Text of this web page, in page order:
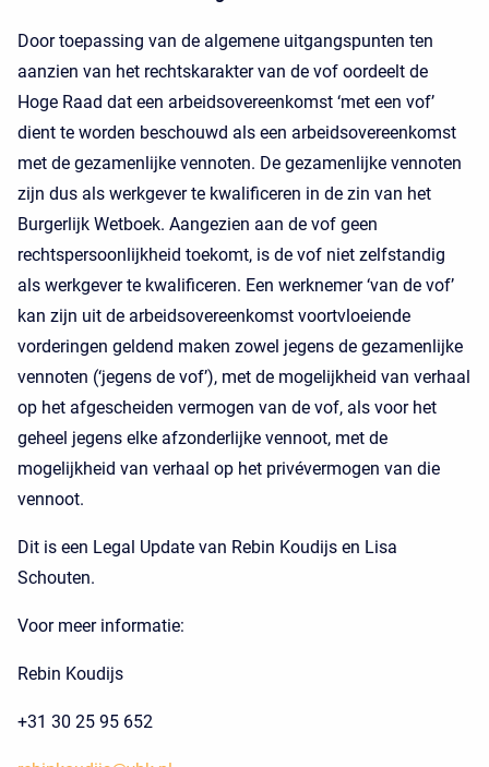
Door toepassing van de algemene uitgangspunten ten
aanzien van het rechtskarakter van de vof oordeelt de
Hoge Raad dat een arbeidsovereenkomst ‘met een vof’
dient te worden beschouwd als een arbeidsovereenkomst
met de gezamenlijke vennoten. De gezamenlijke vennoten
zijn dus als werkgever te kwalificeren in de zin van het
Burgerlijk Wetboek. Aangezien aan de vof geen
rechtspersoonlijkheid toekomt, is de vof niet zelfstandig
als werkgever te kwalificeren. Een werknemer ‘van de vof’
kan zijn uit de arbeidsovereenkomst voortvloeiende
vorderingen geldend maken zowel jegens de gezamenlijke
vennoten (‘jegens de vof’), met de mogelijkheid van verhaal
op het afgescheiden vermogen van de vof, als voor het
geheel jegens elke afzonderlijke vennoot, met de
mogelijkheid van verhaal op het privévermogen van die
vennoot.
Dit is een Legal Update van Rebin Koudijs en Lisa
Schouten.
Voor meer informatie:
Rebin Koudijs
+31 30 25 95 652